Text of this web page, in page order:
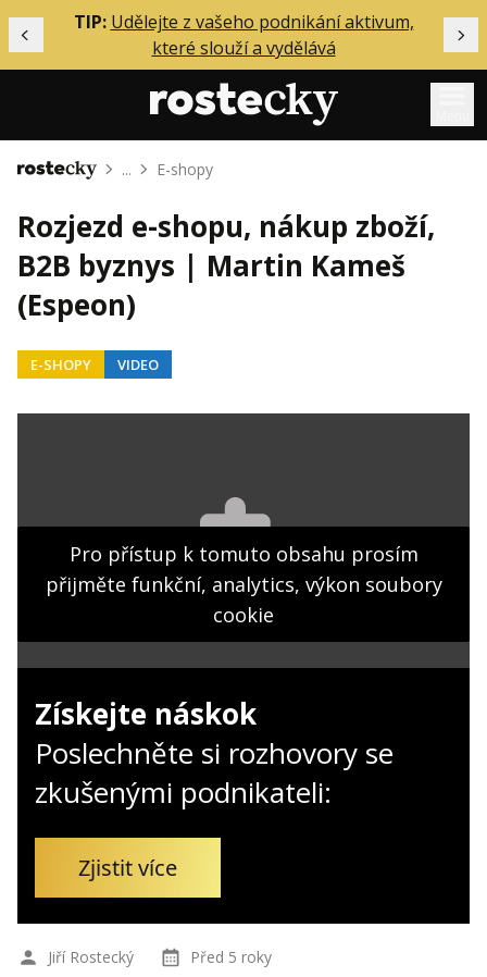
Předchozí
TIP: Udělejte z vašeho podnikání aktivum,
které slouží a vydělává
Mentoring
Podcasty
Solo
Akce
O mně
Obchodní podmínky
Hledaná fráze Hledat
Domů ... E-shopy
Rozjezd e-shopu, nákup zboží,
B2B byznys | Martin Kameš
(Espeon)
E-SHOPY VIDEO
Pro přístup k tomuto obsahu prosím
přijměte funkční, analytics, výkon soubory
cookie
Získejte náskok
Poslechněte si rozhovory se
zkušenými podnikateli:
Zjistit více
Jiří Rostecký Před 5 roky